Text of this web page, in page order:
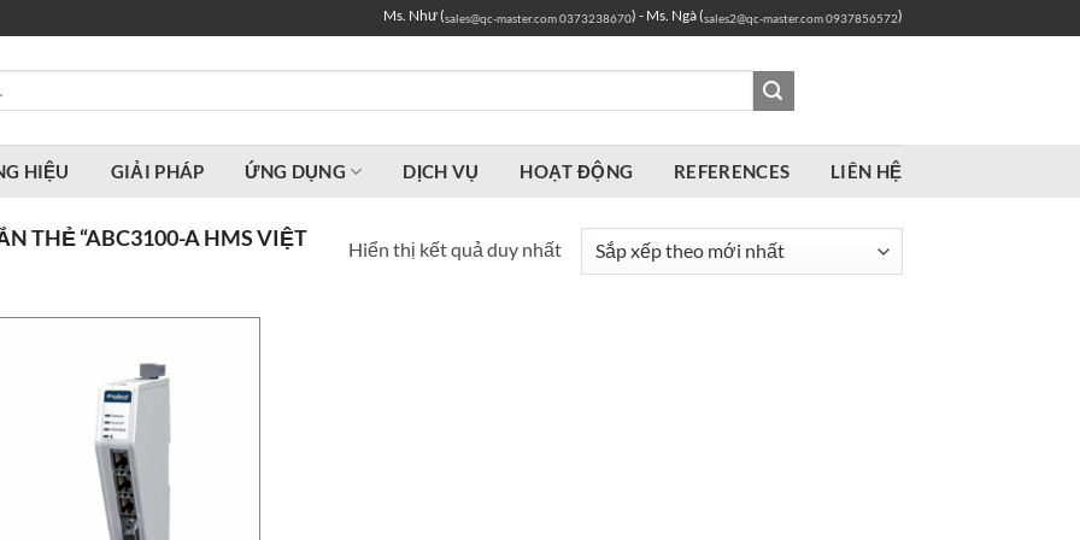
Ms. Như (sales@qc-master.com0373238670) - Ms. Ngà (sales2@qc-master.com0937856572)
HIỆU GIẢI PHÁP ỨNG DỤNG DỊCH VỤ HOẠT ĐỘNG REFERENCES LIÊN HỆ
THẺ “ABC3100-A HMS VIỆT
Hiển thị kết quả duy nhất